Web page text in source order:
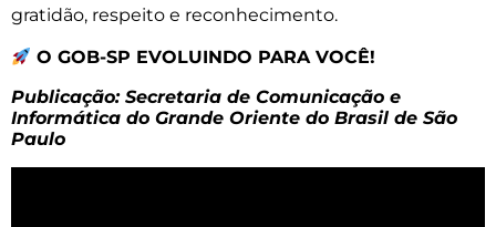
gratidão, respeito e reconhecimento.
O GOB-SP EVOLUINDO PARA VOCÊ!
Publicação: Secretaria de Comunicação e
Informática do Grande Oriente do Brasil de São
Paulo